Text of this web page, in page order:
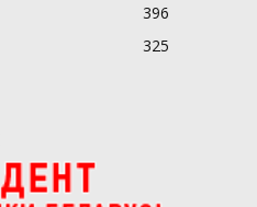
396
325